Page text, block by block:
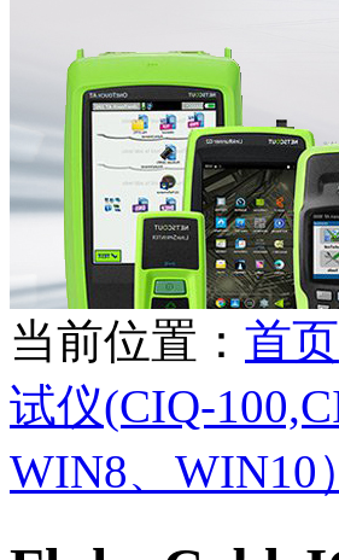
当前位置： 首页
试仪(CIQ-
WIN8、WIN10）